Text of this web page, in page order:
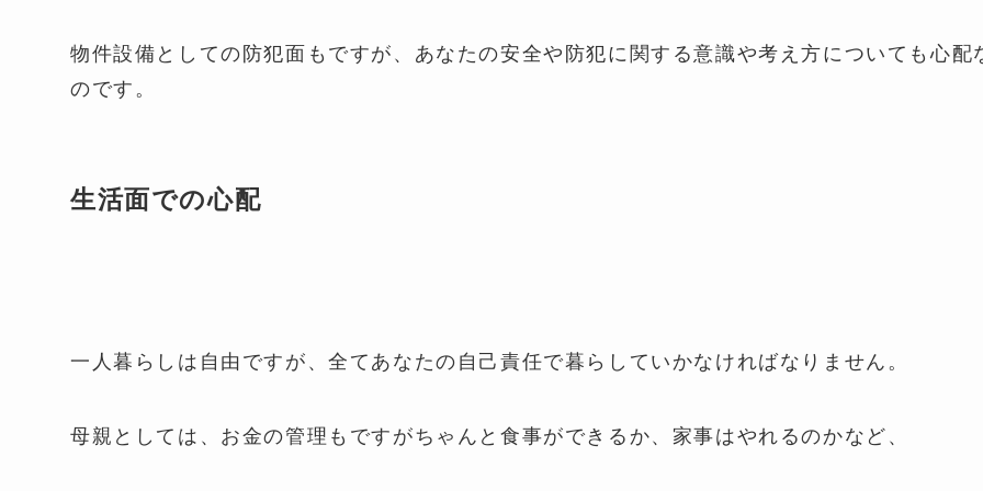
物件設備としての防犯面もですが、あなたの安全や防犯に関する意識や考え方についても心配
のです。
生活面での心配
一人暮らしは自由ですが、全てあなたの自己責任で暮らしていかなければなりません。
母親としては、お金の管理もですがちゃんと食事ができるか、家事はやれるのかなど、